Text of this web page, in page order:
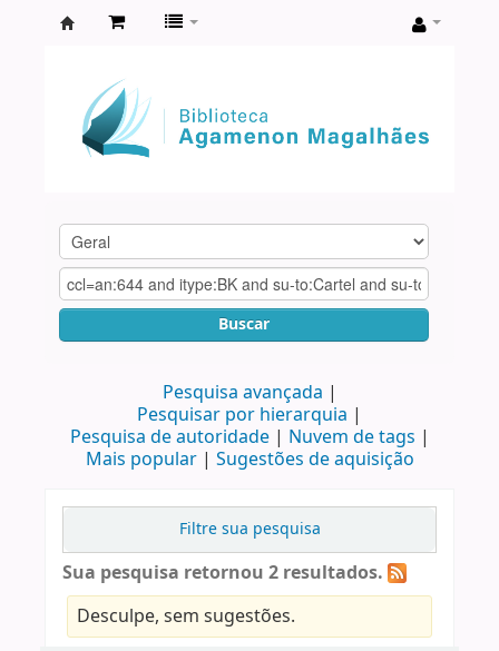
Agamenon
Magalhães
Buscar
Pesquisa avançada
Pesquisar por hierarquia
Pesquisa de autoridade
Nuvem de tags
Mais popular
Sugestões de aquisição
Filtre sua pesquisa
Sua pesquisa retornou 2 resultados.
Desculpe, sem sugestões.